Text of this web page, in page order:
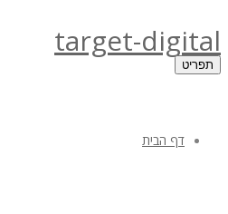
target-digital
תפריט
דף הבית